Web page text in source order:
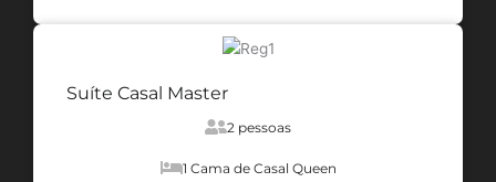
Suíte Casal Master
2 pessoas
1 Cama de Casal Queen